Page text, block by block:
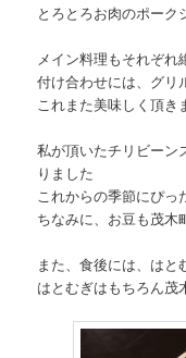
とろとろお肉のポーク
メイン料理もそれぞれ
付け合わせには、グリ
これまた美味しく頂き
私が頂いたチリビーン
りました
これからの季節にぴっ
ちなみに、お豆も茂木
また、食後には、はと
はとむぎはもちろん茂